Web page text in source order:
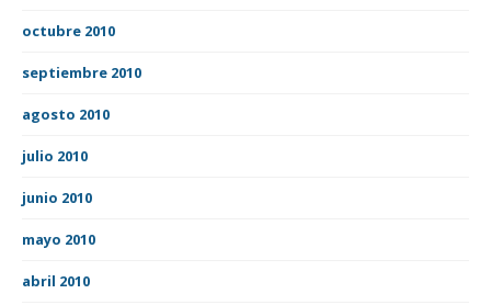
octubre 2010
septiembre 2010
agosto 2010
julio 2010
junio 2010
mayo 2010
abril 2010